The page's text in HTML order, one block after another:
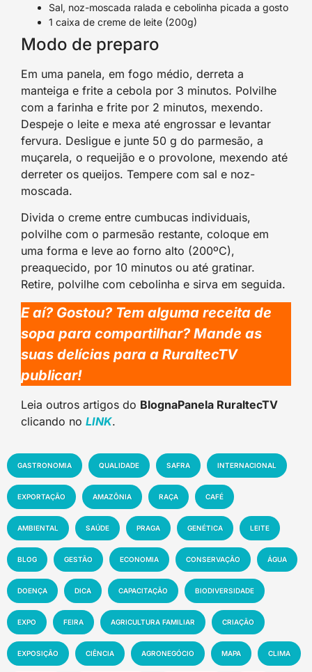
Sal, noz-moscada ralada e cebolinha picada a gosto
1 caixa de creme de leite (200g)
Modo de preparo
Em uma panela, em fogo médio, derreta a
manteiga e frite a cebola por 3 minutos. Polvilhe
com a farinha e frite por 2 minutos, mexendo.
Despeje o leite e mexa até engrossar e levantar
fervura. Desligue e junte 50 g do parmesão, a
muçarela, o requeijão e o provolone, mexendo até
derreter os queijos. Tempere com sal e noz-
moscada.
Divida o creme entre cumbucas individuais,
polvilhe com o parmesão restante, coloque em
uma forma e leve ao forno alto (200ºC),
preaquecido, por 10 minutos ou até gratinar.
Retire, polvilhe com cebolinha e sirva em seguida.
E aí? Gostou? Tem alguma receita de
sopa para compartilhar? Mande as
suas delícias para a RuraltecTV
publicar!
Leia outros artigos do BlognaPanela RuraltecTV
clicando no LINK.
GASTRONOMIA QUALIDADE SAFRA INTERNACIONAL
EXPORTAÇÃO AMAZÔNIA RAÇA CAFÉ
AMBIENTAL SAÚDE PRAGA GENÉTICA LEITE
BLOG GESTÃO ECONOMIA CONSERVAÇÃO ÁGUA
DOENÇA DICA CAPACITAÇÃO BIODIVERSIDADE
EXPO FEIRA AGRICULTURA FAMILIAR CRIAÇÃO
EXPOSIÇÃO CIÊNCIA AGRONEGÓCIO MAPA CLIMA